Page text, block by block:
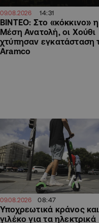
09.08.2026 14:31
ΒΙΝΤΕΟ: Στο «κόκκινο» η
Μέση Ανατολή, οι Χούθι
χτύπησαν εγκατάσταση
Aramco
09.08.2026 08:47
Υποχρεωτικά κράνος και
γιλέκο για τα ηλεκτρικά